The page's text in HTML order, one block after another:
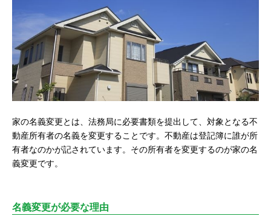
家の名義変更とは、法務局に必要書類を提出して、対象となる不
動産所有者の名義を変更することです。不動産は登記簿に誰が所
有者なのかが記されています。その所有者を変更するのが家の名
義変更です。
名義変更が必要な理由